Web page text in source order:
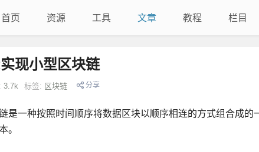
首页 资源 工具 文章 教程 栏目
现小型区块链
3.7k 标签: 区块链 分享
是一种按照时间顺序将数据区块以顺序相连的方式组合成
。